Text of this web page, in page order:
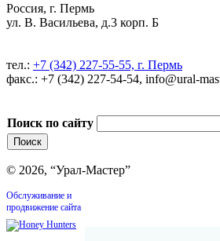
Россия, г. Пермь
ул. В. Васильева, д.3 корп. Б
тел.: +7 (342) 227-55-55, г. Пермь
факс.: +7 (342) 227-54-54, info@ural-
Поиск по сайту
© 2026, “Урал-Мастер”
Обслуживание и
продвижение сайта